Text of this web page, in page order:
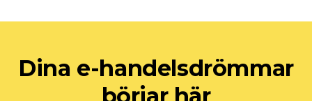
Dina e-handelsdrömmar